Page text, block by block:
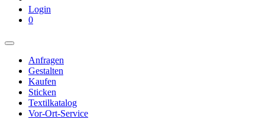
Login
0
Anfragen
Gestalten
Kaufen
Sticken
Textilkatalog
Vor-Ort-Service